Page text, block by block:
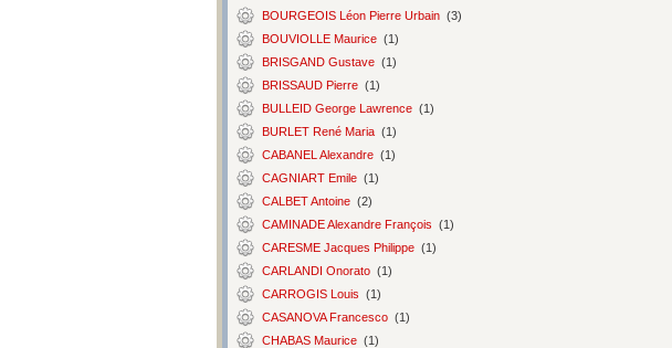
BOURGEOIS Léon Pierre Urbain (3)
BOUVIOLLE Maurice (1)
BRISGAND Gustave (1)
BRISSAUD Pierre (1)
BULLEID George Lawrence (1)
BURLET René Maria (1)
CABANEL Alexandre (1)
CAGNIART Emile (1)
CALBET Antoine (2)
CAMINADE Alexandre François (1)
CARESME Jacques Philippe (1)
CARLANDI Onorato (1)
CARROGIS Louis (1)
CASANOVA Francesco (1)
CHABAS Maurice (1)